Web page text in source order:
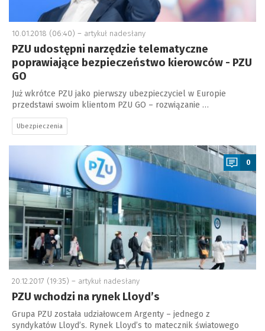
10.01.2018 (06:40) – artykuł nadesłany
PZU udostępni narzędzie telematyczne
poprawiające bezpieczeństwo kierowców - PZU
GO
Już wkrótce PZU jako pierwszy ubezpieczyciel w Europie
przedstawi swoim klientom PZU GO – rozwiązanie …
Ubezpieczenia
a
0
20.12.2017 (19:35) – artykuł nadesłany
PZU wchodzi na rynek Lloyd’s
Grupa PZU została udziałowcem Argenty – jednego z
syndykatów Lloyd’s. Rynek Lloyd’s to matecznik światowego